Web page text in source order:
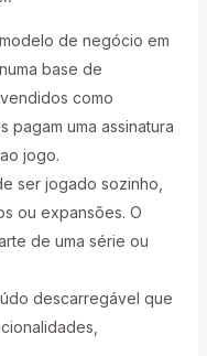
modelo de negócio em
base de
como
pagam uma assinatura
jogo.
ser jogado sozinho,
ou expansões. O
de uma série ou
descarregável que